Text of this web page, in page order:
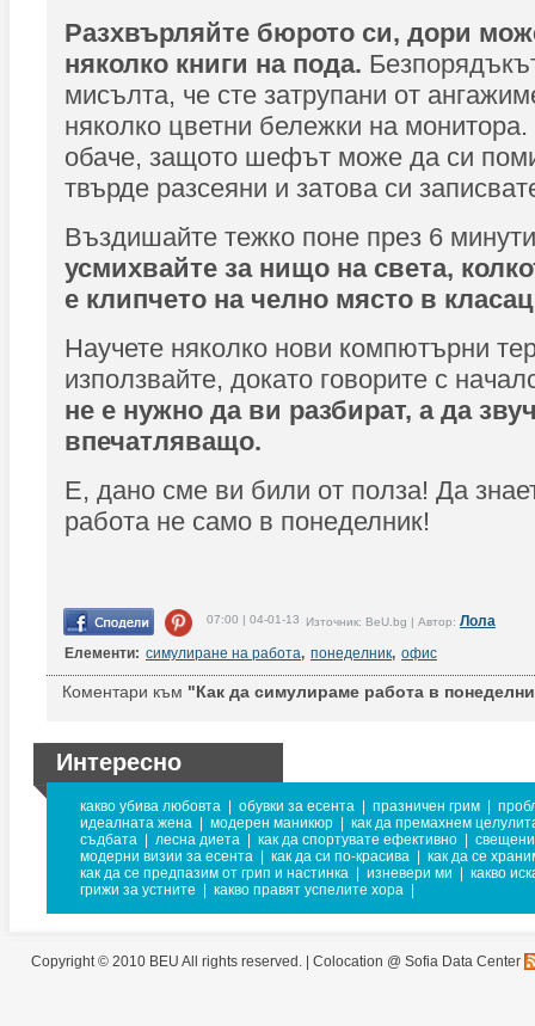
Разхвърляйте бюрото си, дори
няколко книги на пода.
мисълта, че сте затрупани от
няколко цветни бележки на
обаче, защото шефът може да си
твърде разсеяни и затова си
Въздишайте тежко поне през 6
усмихвайте за нищо на света,
е клипчето на челно място в
Научете няколко нови компютърни
използвайте, докато говорите с
не е нужно да ви разбират, а да
впечатляващо.
Е, дано сме ви били от полза! Да
работа не само в понеделник!
07:00 | 04-01-13 Източник: BeU.bg | Автор: Лола
Елементи: симулиране на работа, понеделник, офис
Коментари към "Как да симулираме работа в
Интересно
какво убива любовта обувки за есента празничен грим
идеалната жена
модерен маникюр
как да премахнем
съдбата
лесна диета как да спортувате ефективно
модерни визии за есента
как да си по-красива
как да се
как да се предпазим от грип и настинка
изневери ми
какво
грижи за устните
какво правят успелите хора
Copyright © 2010 BEU All rights reserved. | Colocation @ Sofia Data Center